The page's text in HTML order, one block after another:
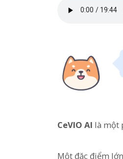
CeVIO AI là một
Một đặc điểm